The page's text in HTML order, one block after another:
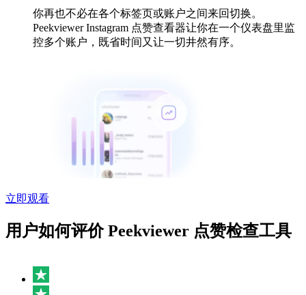
你再也不必在各个标签页或账户之间来回切换。
Peekviewer Instagram 点赞查看器让你在一个仪表盘里监
控多个账户，既省时间又让一切井然有序。
立即观看
用户如何评价 Peekviewer 点赞检查工具